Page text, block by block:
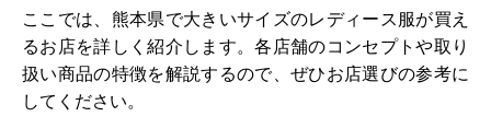
ここでは、熊本県で大きいサイズのレディース服が買え
るお店を詳しく紹介します。各店舗のコンセプトや取り
扱い商品の特徴を解説するので、ぜひお店選びの参考に
してください。